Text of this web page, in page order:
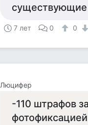
существующие
7 лет 0 0
Люцифер
-110 штрафов